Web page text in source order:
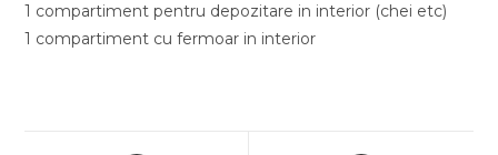
1 compartiment pentru depozitare in interior (chei etc)
1 compartiment cu fermoar in interior